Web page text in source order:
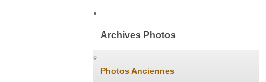
Archives Photos
Photos Anciennes